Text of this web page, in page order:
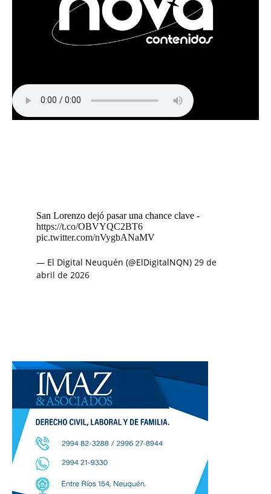
San Lorenzo dejó pasar una chance clave -
https://t.co/OBVYQC2BT6
pic.twitter.com/nVygbANaMV
— El Digital Neuquén (@ElDigitalNQN) 29 de
abril de 2026